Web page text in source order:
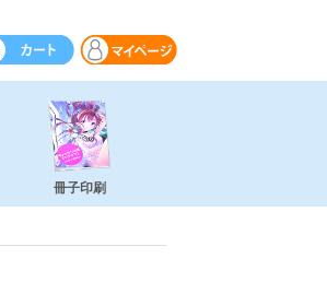
冊子印刷